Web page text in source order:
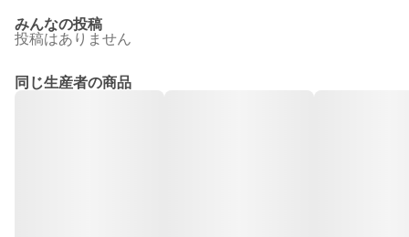
みんなの投稿
投稿はありません
同じ生産者の商品